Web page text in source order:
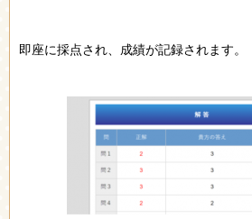
即座に採点され、成績が記録されます。